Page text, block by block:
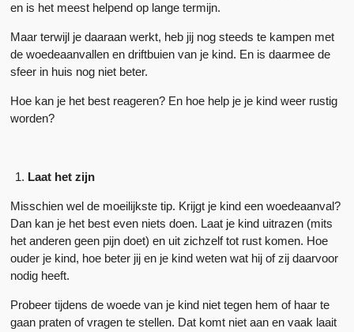
en is het meest helpend op lange termijn.
Maar terwijl je daaraan werkt, heb jij nog steeds te kampen met
de woedeaanvallen en driftbuien van je kind. En is daarmee de
sfeer in huis nog niet beter.
Hoe kan je het best reageren? En hoe help je je kind weer rustig
worden?
Laat het zijn
Misschien wel de moeilijkste tip. Krijgt je kind een woedeaanval?
Dan kan je het best even niets doen. Laat je kind uitrazen (mits
het anderen geen pijn doet) en uit zichzelf tot rust komen. Hoe
ouder je kind, hoe beter jij en je kind weten wat hij of zij daarvoor
nodig heeft.
Probeer tijdens de woede van je kind niet tegen hem of haar te
gaan praten of vragen te stellen. Dat komt niet aan en vaak laait